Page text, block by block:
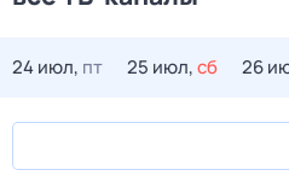
24 июл, пт 25 июл,сб 26